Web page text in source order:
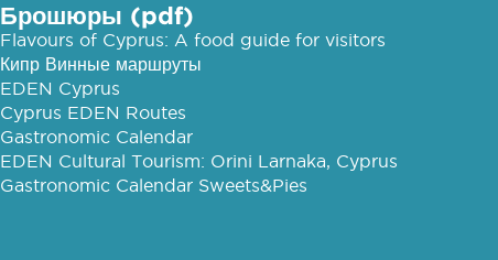
Брошюры (pdf)
Flavours of Cyprus: A food guide for visitors
Кипр Винные маршруты
EDEN Cyprus
Cyprus EDEN Routes
Gastronomic Calendar
EDEN Cultural Tourism: Orini Larnaka, Cyprus
Gastronomic Calendar Sweets&Pies